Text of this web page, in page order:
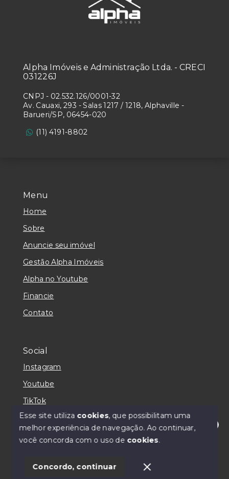
Olá! Estamos online para te atender!
Menu
Home
Sobre
Anuncie seu imóvel
Gestão Alpha Imóveis
Alpha no Youtube
Financie
Contato
Social
Instagram
Youtube
TikTok
© Copyright 2026 - Alpha Imóveis e Administração
SITE PARA IMOBILIARIA
Alpha Imóveis e Administração Ltda. - CRECI
031226J
CNPJ - 02.532.126/0001-32
Av. Cauaxi, 293 - Salas 1217 / 1218, Alphaville -
Barueri/SP, 06454-020
(11) 4191-8802
Esse site utiliza cookies, que possibilitam uma
melhor experiência de navegação.Ao continuar,
você concorda com o uso de cookies.
Concordo, continuar